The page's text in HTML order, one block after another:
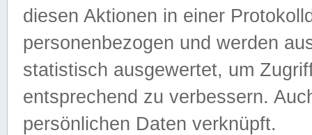
diesen Aktionen in einer
personenbezogen und werden
statistisch ausgewertet, um
entsprechend zu verbessern.
persönlichen Daten verknüpft.